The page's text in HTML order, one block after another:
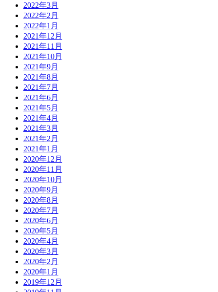
2022年3月
2022年2月
2022年1月
2021年12月
2021年11月
2021年10月
2021年9月
2021年8月
2021年7月
2021年6月
2021年5月
2021年4月
2021年3月
2021年2月
2021年1月
2020年12月
2020年11月
2020年10月
2020年9月
2020年8月
2020年7月
2020年6月
2020年5月
2020年4月
2020年3月
2020年2月
2020年1月
2019年12月